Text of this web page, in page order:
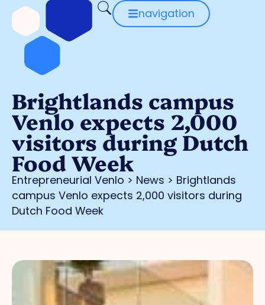
navigation
Brightlands campus
Venlo expects 2,000
visitors during Dutch
Food Week
Entrepreneurial Venlo > News > Brightlands
campus Venlo expects 2,000 visitors during
Dutch Food Week